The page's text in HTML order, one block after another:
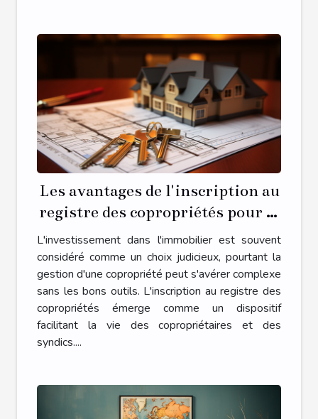
Les avantages de l'inscription au
registre des copropriétés pour la
gestion de votre propriété
L'investissement dans l'immobilier est souvent
considéré comme un choix judicieux, pourtant la
gestion d'une copropriété peut s'avérer complexe
sans les bons outils. L'inscription au registre des
copropriétés émerge comme un dispositif
facilitant la vie des copropriétaires et des
syndics....